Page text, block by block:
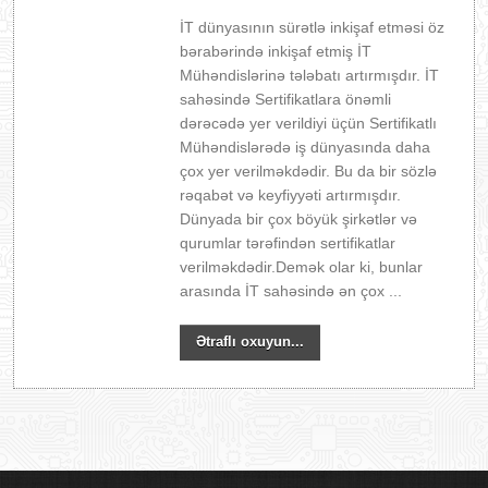
İT dünyasının sürətlə inkişaf etməsi öz
bərabərində inkişaf etmiş İT
Mühəndislərinə tələbatı artırmışdır. İT
sahəsində Sertifikatlara önəmli
dərəcədə yer verildiyi üçün Sertifikatlı
Mühəndislərədə iş dünyasında daha
çox yer verilməkdədir. Bu da bir sözlə
rəqabət və keyfiyyəti artırmışdır.
Dünyada bir çox böyük şirkətlər və
qurumlar tərəfindən sertifikatlar
verilməkdədir.Demək olar ki, bunlar
arasında İT sahəsində ən çox ...
Ətraflı oxuyun...